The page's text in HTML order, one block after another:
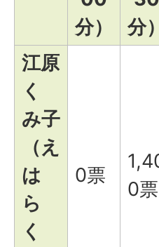
分）
分）
江原
く
み子
（え
は
ら
く
0票
0票